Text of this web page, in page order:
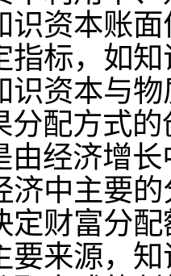
识资本账
指标，如
识资本与
配方式的
经济增长
济中主要
定财富分
要来源，